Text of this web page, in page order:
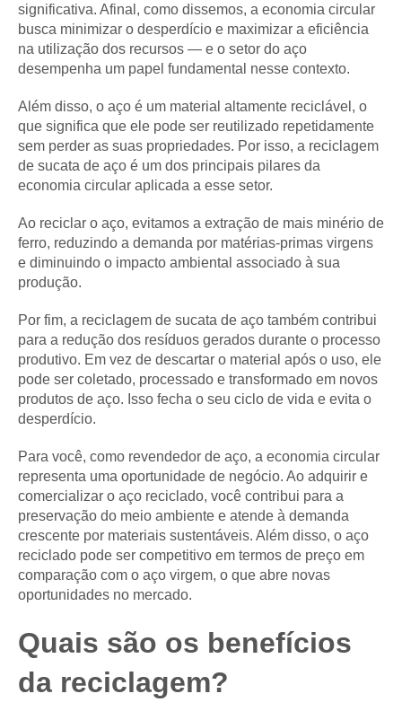
significativa. Afinal, como dissemos, a economia circular
busca minimizar o desperdício e maximizar a eficiência
na utilização dos recursos — e o setor do aço
desempenha um papel fundamental nesse contexto.
Além disso, o aço é um material altamente reciclável, o
que significa que ele pode ser reutilizado repetidamente
sem perder as suas propriedades. Por isso, a reciclagem
de sucata de aço é um dos principais pilares da
economia circular aplicada a esse setor.
Ao reciclar o aço, evitamos a extração de mais minério de
ferro, reduzindo a demanda por matérias-primas virgens
e diminuindo o impacto ambiental associado à sua
produção.
Por fim, a reciclagem de sucata de aço também contribui
para a redução dos resíduos gerados durante o processo
produtivo. Em vez de descartar o material após o uso, ele
pode ser coletado, processado e transformado em novos
produtos de aço. Isso fecha o seu ciclo de vida e evita o
desperdício.
Para você, como revendedor de aço, a economia circular
representa uma oportunidade de negócio. Ao adquirir e
comercializar o aço reciclado, você contribui para a
preservação do meio ambiente e atende à demanda
crescente por materiais sustentáveis. Além disso, o aço
reciclado pode ser competitivo em termos de preço em
comparação com o aço virgem, o que abre novas
oportunidades no mercado.
Quais são os benefícios
da reciclagem?